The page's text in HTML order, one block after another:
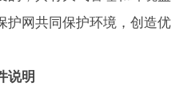
护网共同保护环境，创造优
说明